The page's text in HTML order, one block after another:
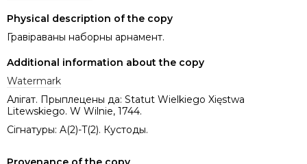
Physical description of the copy
Гравіраваны наборны арнамент.
Additional information about the copy
Watermark
Алігат. Прыплецены да: Statut Wielkiego Xięstwa
Litewskiego. W Wilnie, 1744.
Сігнатуры: A(2)-T(2). Кустоды.